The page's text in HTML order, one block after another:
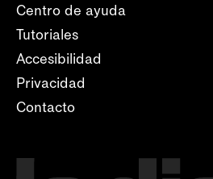
Centro de ayuda
Tutoriales
Accesibilidad
Privacidad
Contacto